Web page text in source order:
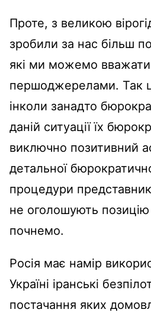
Проте, з великою
зробили за нас більш
які ми можемо вважати
першоджерелами. Так
інколи занадто
даній ситуації їх
виключно позитивний
детальної
процедури
не оголошують позицію
почнемо.
Росія має намір
Україні іранські
постачання яких